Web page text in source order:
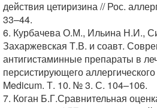
действия цетиризина // Рос.
33–44.
6. Курбачева О.М., Ильина Н.И.,
Захаржевская Т.В. и соавт.
антигистаминные препараты в
персистирующего
Medicum. Т. 10. № 3. С. 104–106.
7. Коган Б.Г.Сравнительная